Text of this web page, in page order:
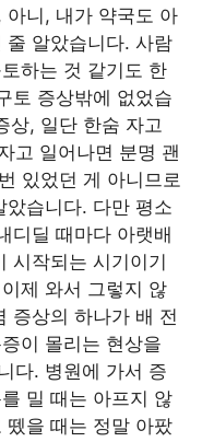
아니, 내가 약국도 아
줄 알았습니다. 사람
하는 것 같기도 한
토 증상밖에 없었습
상, 일단 한숨 자고
고 일어나면 분명 괜
있었던 게 아니므로
았습니다. 다만 평소
디딜 때마다 아랫배
시작되는 시기이기
제 와서 그렇지 않
증상의 하나가 배 전
이 몰리는 현상을
다. 병원에 가서 증
밀 때는 아프지 않
뗐을 때는 정말 아팠